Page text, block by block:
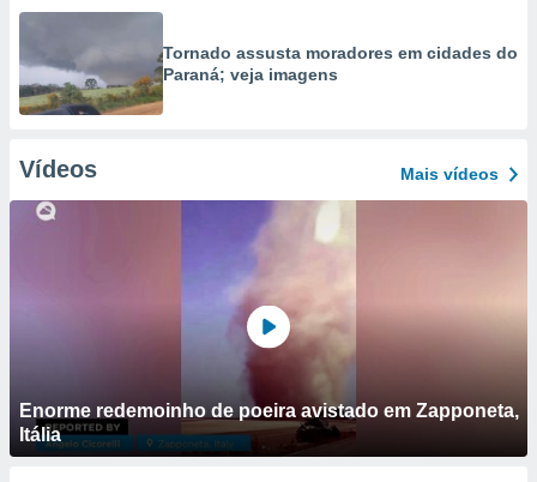
Tornado assusta moradores em cidades do
Paraná; veja imagens
Vídeos Mais vídeos
Enorme redemoinho de poeira avistado em Zapponeta,
Itália